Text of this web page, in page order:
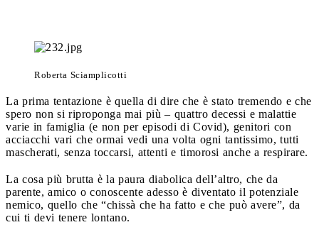
Roberta Sciamplicotti
La prima tentazione è quella di dire che è stato tremendo e che
spero non si riproponga mai più – quattro decessi e malattie
varie in famiglia (e non per episodi di Covid), genitori con
acciacchi vari che ormai vedi una volta ogni tantissimo, tutti
mascherati, senza toccarsi, attenti e timorosi anche a respirare.
La cosa più brutta è la paura diabolica dell’altro, che da
parente, amico o conoscente adesso è diventato il potenziale
nemico, quello che “chissà che ha fatto e che può avere”, da
cui ti devi tenere lontano.